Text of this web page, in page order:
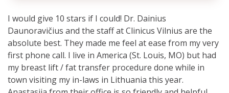
I would give 10 stars if I could! Dr. Dainius
Daunoravičius and the staff at Clinicus Vilnius are the
absolute best. They made me feel at ease from my very
first phone call. I live in America (St. Louis, MO) but had
my breast lift / fat transfer procedure done while in
town visiting my in-laws in Lithuania this year.